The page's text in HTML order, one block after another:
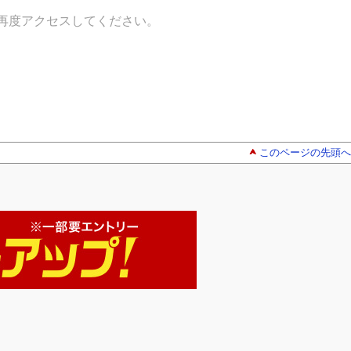
アクセスしてください。
このページの先頭へ